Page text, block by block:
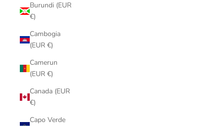
Burundi (EUR
€)
Cambogia
(EUR €)
Camerun
(EUR €)
Canada (EUR
€)
Capo Verde